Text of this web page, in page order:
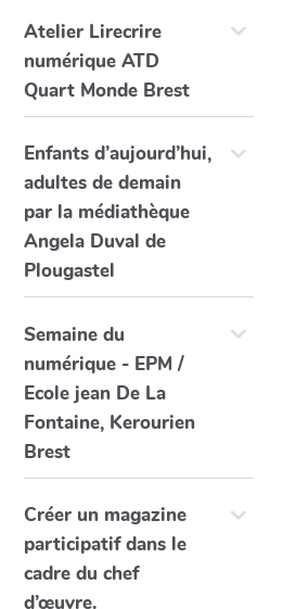
Atelier Lirecrire
numérique ATD
Quart Monde Brest
Enfants d’aujourd’hui,
adultes de demain
par la médiathèque
Angela Duval de
Plougastel
Semaine du
numérique - EPM /
Ecole jean De La
Fontaine, Kerourien
Brest
Créer un magazine
participatif dans le
cadre du chef
d’œuvre.